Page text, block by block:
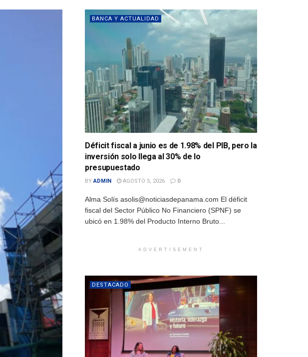
BANCA Y ACTUALIDAD
Déficit fiscal a junio es de 1.98% del PIB, pero la
inversión solo llega al 30% de lo
presupuestado
BY ADMIN AGOSTO 5, 2026 0
Alma Solís asolis@noticiasdepanama.com El déficit
fiscal del Sector Público No Financiero (SPNF) se
ubicó en 1.98% del Producto Interno Bruto...
ADVERTISEMENT
DESTACADO